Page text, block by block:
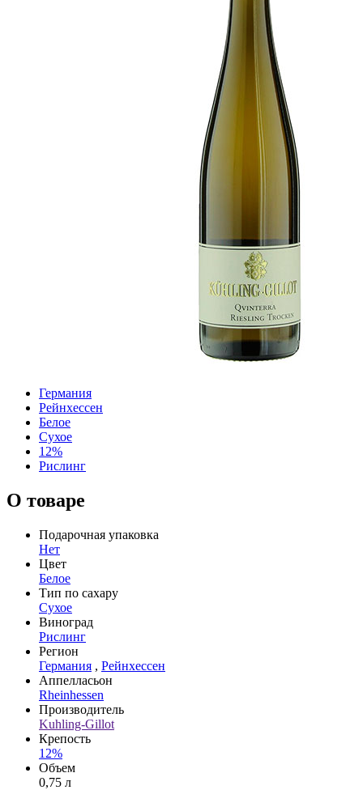
Германия
Рейнхессен
Белое
Сухое
12%
Рислинг
О товаре
Подарочная упаковка
Нет
Цвет
Белое
Тип по сахару
Сухое
Виноград
Рислинг
Регион
Германия , Рейнхессен
Аппелласьон
Rheinhessen
Производитель
Kuhling-Gillot
Крепость
12%
Объем
0,75 л